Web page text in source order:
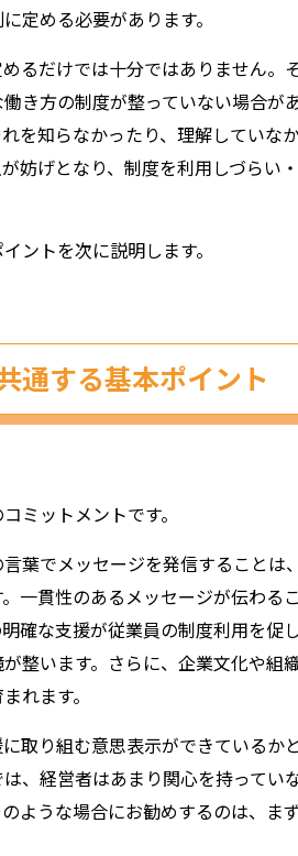
定める必要があります。
るだけでは十分ではありません。
き方の制度が整っていない場合があ
を知らなかったり、理解していな
妨げとなり、制度を利用しづらい
ントを次に説明します。
通する基本ポイント
ミットメントです。
葉でメッセージを発信することは
一貫性のあるメッセージが伝わる
確な支援が従業員の制度利用を促
整います。さらに、企業文化や組
れます。
取り組む意思表示ができているかと
、経営者はあまり関心を持ってい
ような場合にお勧めするのは、ま